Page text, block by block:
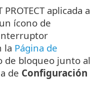
aplicada a
ícono de
la Página de
de bloqueo junto al
de Configuración